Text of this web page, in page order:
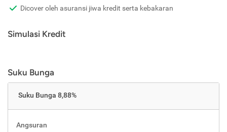
Dicover oleh asuransi jiwa kredit serta kebakaran
Simulasi Kredit
Suku Bunga
Suku Bunga 8,88%
Angsuran